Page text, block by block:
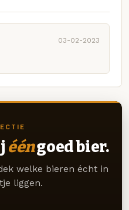
03-02-2023
ééngoed bier.
welke bieren écht in
liggen.